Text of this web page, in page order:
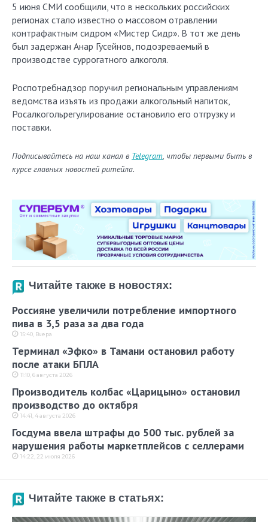
5 июня СМИ сообщили, что в нескольких российских
регионах стало известно о массовом отравлении
контрафактным сидром «Мистер Сидр». В тот же день
был задержан Анар Гусейнов, подозреваемый в
производстве суррогатного алкоголя.
Роспотребнадзор поручил региональным управлениям
ведомства изъять из продажи алкогольный напиток,
Росалкогольрегулирование остановило его отгрузку и
поставки.
Подписывайтесь на наш канал в Telegram, чтобы первыми быть в
курсе главных новостей ритейла.
Читайте также в новостях:
Россияне увеличили потребление импортного
пива в 3,5 раза за два года
15:40, Вчера
Терминал «Эфко» в Тамани остановил работу
после атаки БПЛА
11:10, 6 августа 2026
Производитель колбас «Царицыно» остановил
производство до октября
14:41, 4 августа 2026
Госдума ввела штрафы до 500 тыс. рублей за
нарушения работы маркетплейсов с селлерами
14:22, 22 июля 2026
Читайте также в статьях: